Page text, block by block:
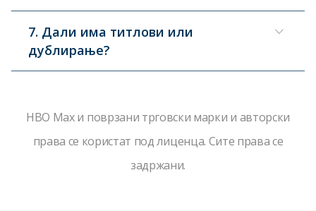
7. Дали има титлови или
дублирање?
HBO Max и поврзани трговски марки и авторски
права се користат под лиценца. Сите права се
задржани.